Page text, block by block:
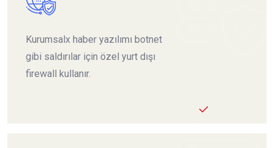
Kurumsalx haber yazılımı botnet
gibi saldırılar için özel yurt dışı
firewall kullanır.